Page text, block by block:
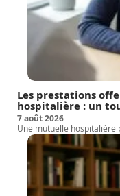
Les prestations
hospitalière : un
7 août 2026
Une mutuelle hospitalière